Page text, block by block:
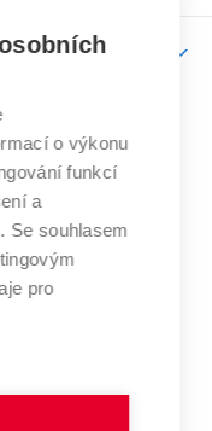
učení
technické
Brně
o výkonu
funkcí
a
Se souhlasem
pro